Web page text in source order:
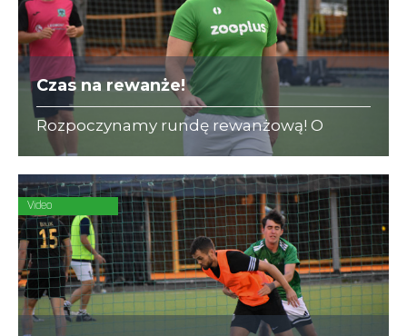
Czas na rewanże!
Rozpoczynamy rundę rewanżową! O
bezcenne zwycięstwo w II Lidze A
powalczą dwaj beniaminkowie - zooplus i
KPFiG.
Video